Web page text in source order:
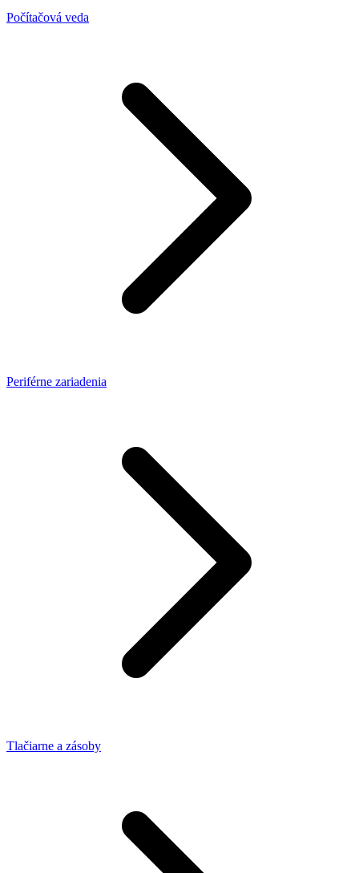
Počítačová veda
Periférne zariadenia
Tlačiarne a zásoby